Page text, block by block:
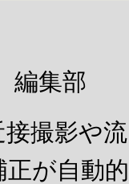
集部
撮影や
が自動